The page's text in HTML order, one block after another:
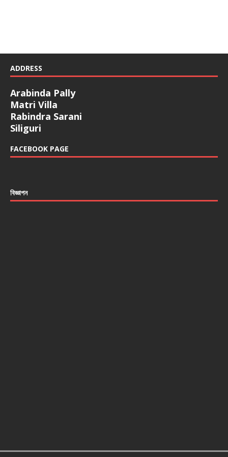
ADDRESS
Arabinda Pally
Matri Villa
Rabindra Sarani
Siliguri
FACEBOOK PAGE
বিজ্ঞাপন